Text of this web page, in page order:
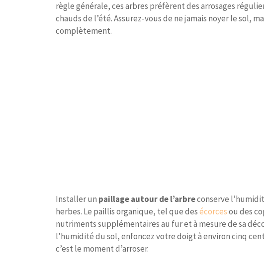
règle générale, ces arbres préfèrent des arrosages
chauds de l’été. Assurez-vous de ne jamais noyer le sol,
complètement.
Installer un paillage autour de l’arbreconserve
herbes. Le paillis organique, tel que desécorcesou des
nutriments supplémentaires au fur et à mesure de sa
l’humidité du sol, enfoncez votre doigt à environ cinq
c’est le moment d’arroser.